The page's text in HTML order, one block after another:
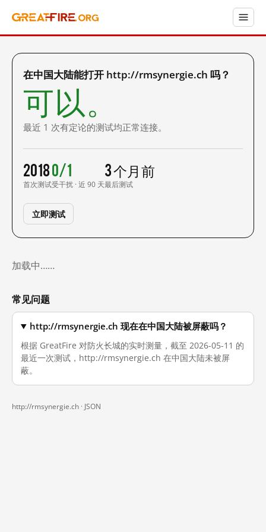
在中国大陆能打开 http://rmsynergie.ch 吗？
可以。
最近 1 次有定论的测试均正常连接。
2018
首次测试
0/1
受干扰 · 近 90 天
3 个月前
最后测试
立即测试
加载中……
常见问题
http://rmsynergie.ch 现在在中国大陆被屏蔽吗？
根据 GreatFire 对防火长城的实时测量，截至 2026-05-11 的
最近一次测试，http://rmsynergie.ch 在中国大陆未被屏
蔽。
http://rmsynergie.ch · JSON